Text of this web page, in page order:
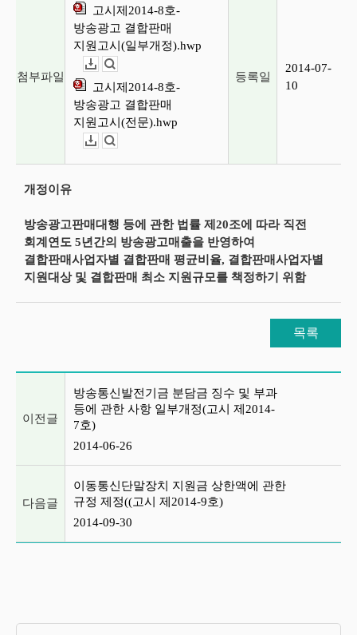
첨부파일
고시제2014-8호-
방송광고 결합판매
지원고시(일부개정).hwp
고시제2014-8호-
방송광고 결합판매
지원고시(전문).hwp
등록일
2014-07-
10
개정이유
방송광고판매대행 등에 관한 법률 제20조에 따라 직전
회계연도 5년간의 방송광고매출을 반영하여
결합판매사업자별 결합판매 평균비율, 결합판매사업자별
지원대상 및 결합판매 최소 지원규모를 책정하기 위함
목록
이전글
방송통신발전기금 분담금 징수 및 부과
등에 관한 사항 일부개정(고시 제2014-
7호)
2014-06-26
다음글
이동통신단말장치 지원금 상한액에 관한
규정 제정((고시 제2014-9호)
2014-09-30